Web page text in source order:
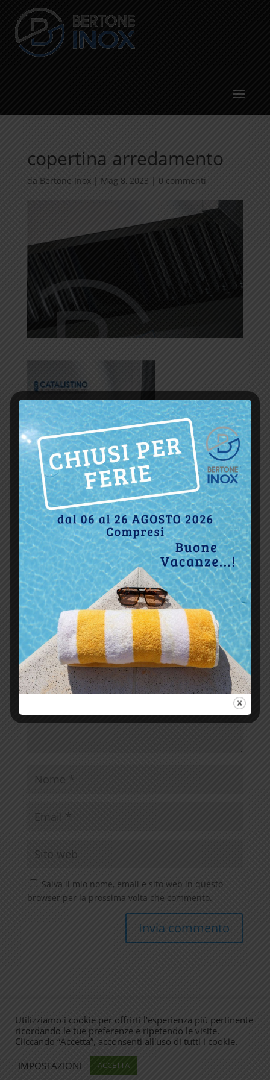
copertina arredamento
da Bertone Inox| Mag 8, 2023 0 commenti
Invia commento
Il tuo indirizzo email non sarà pubblicato. I campi
obbligatori sono contrassegnati*
Salva il mio nome, email e sito web in questo
browser per la prossima volta che commento.
Commenti recenti
Utilizziamo i cookie per offrirti l'esperienza più pertinente
ricordando le tue preferenze e ripetendo le visite.
Cliccando “Accetta”, acconsenti all'uso di tutti i cookie.
IMPOSTAZIONI
ACCETTA